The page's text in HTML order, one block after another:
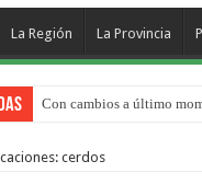
La Región La Provincia
Con cambios a último
Adopción en Entre Ríos:
cerdos